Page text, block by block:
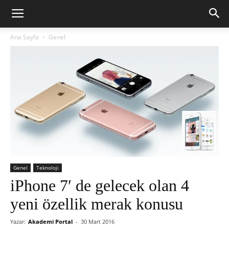
Ana Sayfa Genel
Genel Teknoloji
iPhone 7′ de gelecek olan 4
yeni özellik merak konusu
Yazar: Akademi Portal - 30 Mart 2016